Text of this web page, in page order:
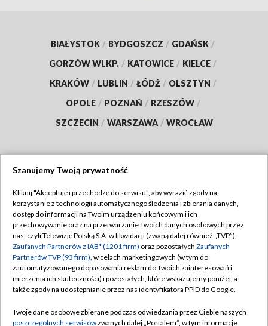
BIAŁYSTOK / BYDGOSZCZ / GDAŃSK /
GORZÓW WLKP. / KATOWICE / KIELCE /
KRAKÓW / LUBLIN / ŁÓDŹ / OLSZTYN /
OPOLE / POZNAŃ / RZESZÓW /
SZCZECIN / WARSZAWA / WROCŁAW
TVP
Abonament TVP
Emisja w TVP
Centrum informacji TVP
Naziemna Telewizja Cyfrowa
Rada Programowa
Regulamin TVP
Polityka prywatności
Moje zgody
Pomoc
Szanujemy Twoją prywatność
Kliknij "Akceptuję i przechodzę do serwisu", aby wyrazić zgody na
korzystanie z technologii automatycznego śledzenia i zbierania danych,
dostęp do informacji na Twoim urządzeniu końcowym i ich
przechowywanie oraz na przetwarzanie Twoich danych osobowych przez
nas, czyli Telewizję Polską S.A. w likwidacji (zwaną dalej również „TVP”),
Zaufanych Partnerów z IAB* (1201 firm) oraz pozostałych Zaufanych
Partnerów TVP (93 firm), w celach marketingowych (w tym do
zautomatyzowanego dopasowania reklam do Twoich zainteresowań i
mierzenia ich skuteczności) i pozostałych, które wskazujemy poniżej, a
także zgody na udostępnianie przez nas identyfikatora PPID do Google.
Twoje dane osobowe zbierane podczas odwiedzania przez Ciebie naszych
poszczególnych serwisówzwanych dalej „Portalem”, w tym informacje